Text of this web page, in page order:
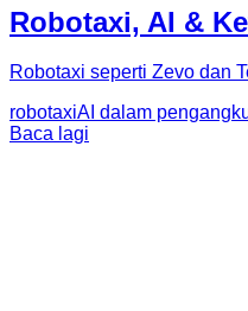
Robotaxi, AI &
Robotaxi seperti Zevo dan
robotaxiAI dalam
Baca lagi